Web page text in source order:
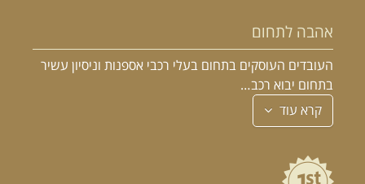
אהבה לתחום
העובדים העוסקים בתחום בעלי רכבי אספנות וניסיון עשיר
בתחום יבוא רכב…
קרא עוד